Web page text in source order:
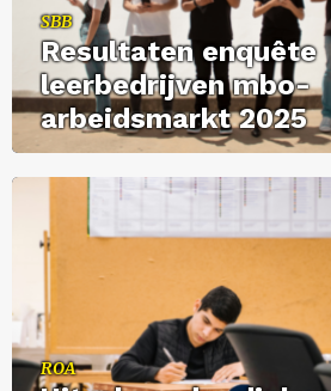
SBB
Re­sul­ta­ten en­quê­te
leer­be­drij­ven mbo-​
arbeidsmarkt 2025
ROA